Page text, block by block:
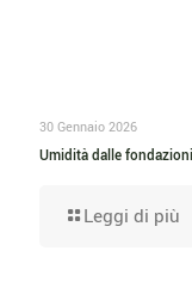
30 Gennaio 2026
Umidità dalle
Leggi di più